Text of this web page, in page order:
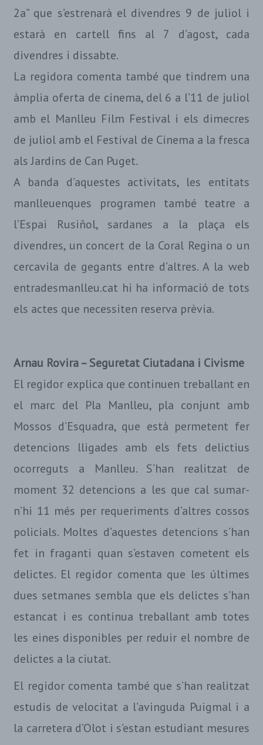
2a” que s’estrenarà el divendres 9 de juliol i
estarà en cartell fins al 7 d’agost, cada
divendres i dissabte.
La regidora comenta també que tindrem una
àmplia oferta de cinema, del 6 a l’11 de juliol
amb el Manlleu Film Festival i els dimecres
de juliol amb el Festival de Cinema a la fresca
als Jardins de Can Puget.
A banda d’aquestes activitats, les entitats
manlleuenques programen també teatre a
l’Espai Rusiñol, sardanes a la plaça els
divendres, un concert de la Coral Regina o un
cercavila de gegants entre d’altres. A la web
entradesmanlleu.cat hi ha informació de tots
els actes que necessiten reserva prèvia.
Arnau Rovira – Seguretat Ciutadana i Civisme
El regidor explica que continuen treballant en
el marc del Pla Manlleu, pla conjunt amb
Mossos d’Esquadra, que està permetent fer
detencions lligades amb els fets delictius
ocorreguts a Manlleu. S’han realitzat de
moment 32 detencions a les que cal sumar-
n’hi 11 més per requeriments d’altres cossos
policials. Moltes d’aquestes detencions s’han
fet in fraganti quan s’estaven cometent els
delictes. El regidor comenta que les últimes
dues setmanes sembla que els delictes s’han
estancat i es continua treballant amb totes
les eines disponibles per reduir el nombre de
delictes a la ciutat.
El regidor comenta també que s’han realitzat
estudis de velocitat a l’avinguda Puigmal i a
la carretera d’Olot i s’estan estudiant mesures